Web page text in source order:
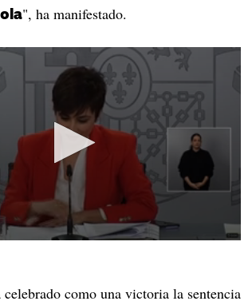
", ha manifestado.
como una victoria la sentencia